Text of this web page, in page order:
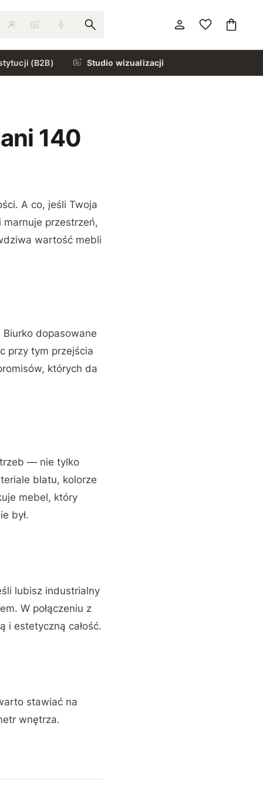
(B2B) Studio wizualizacji
140
A co, jeśli Twoja
przestrzeń,
wartość mebli
dopasowane
przy tym przejścia
których da
— nie tylko
blatu, kolorze
mebel, który
był.
lubisz industrialny
W połączeniu z
i estetyczną całość.
stawiać na
wnętrza.